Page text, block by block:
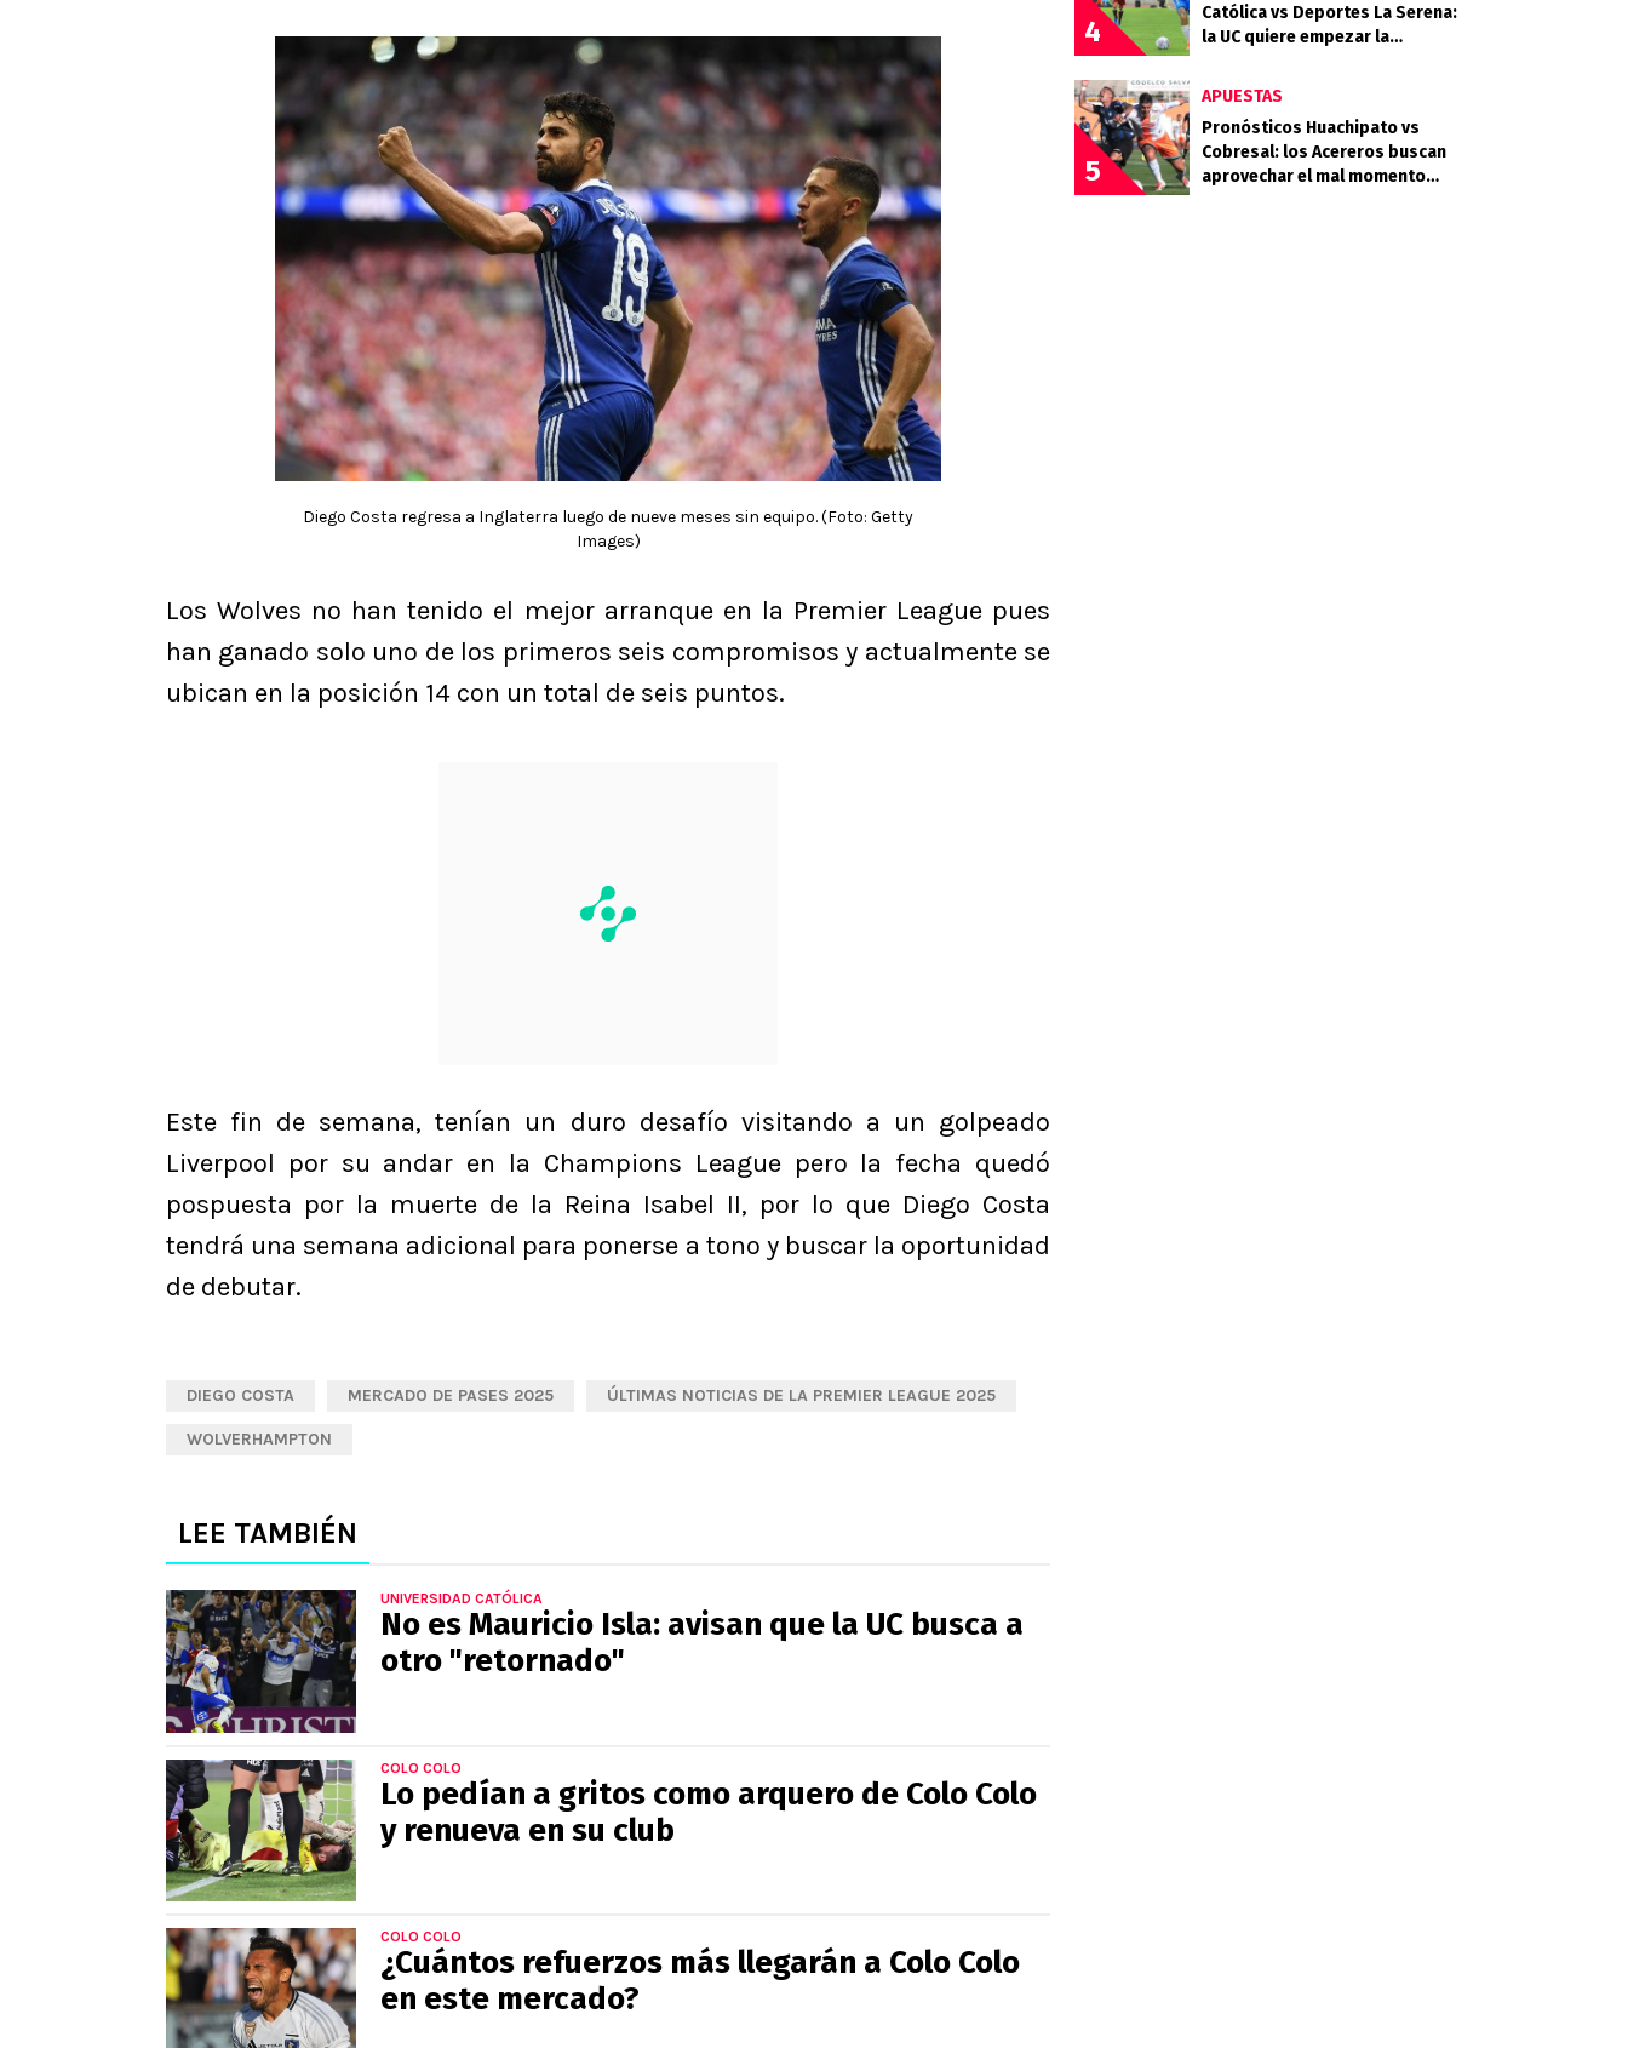
Diego Costa regresa a Inglaterra luego de nueve meses sin equipo. (Foto: Getty
Images)
Los Wolves no han tenido el mejor arranque en la Premier League pues
han ganado solo uno de los primeros seis compromisos y actualmente se
ubican en la posición 14 con un total de seis puntos.
Este fin de semana, tenían un duro desafío visitando a un golpeado
Liverpool por su andar en la Champions League pero la fecha quedó
pospuesta por la muerte de la Reina Isabel II, por lo que Diego Costa
tendrá una semana adicional para ponerse a tono y buscar la oportunidad
de debutar.
DIEGO COSTA MERCADO DE PASES 2025 ÚLTIMAS NOTICIAS DE LA PREMIER LEAGUE 2025
WOLVERHAMPTON
LEE TAMBIÉN
UNIVERSIDAD CATÓLICA
No es Mauricio Isla: avisan que la UC busca a
otro "retornado"
COLO COLO
Lo pedían a gritos como arquero de Colo Colo
y renueva en su club
COLO COLO
¿Cuántos refuerzos más llegarán a Colo Colo
en este mercado?
4
Católica vs Deportes La Serena:
la UC quiere empezar la
5
APUESTAS
Pronósticos Huachipato vs
Cobresal: los Acereros buscan
aprovechar el mal momento